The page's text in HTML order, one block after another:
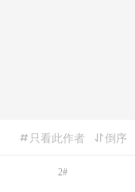
倒序
只看此作者
2#